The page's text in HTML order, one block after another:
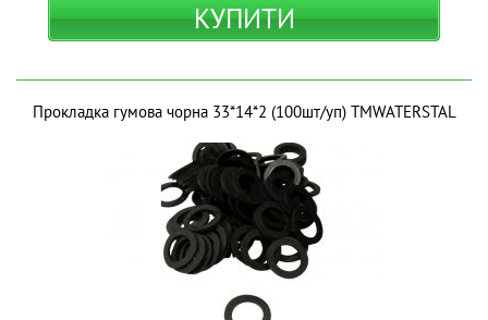
КУПИТИ
Прокладка гумова чорна 33*14*2 (100шт/уп) ТМWATERSTAL